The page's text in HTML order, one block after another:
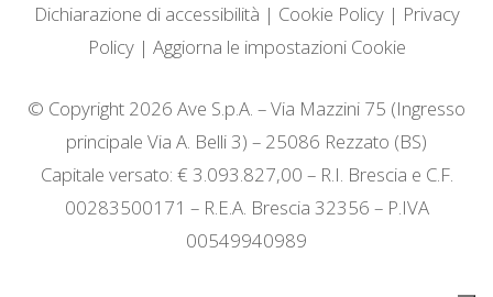
Dichiarazione di accessibilità | Cookie Policy| Privacy
Policy| Aggiorna le impostazioni Cookie
© Copyright 2026 Ave S.p.A. – Via Mazzini 75 (Ingresso
principale Via A. Belli 3) – 25086 Rezzato (BS)
Capitale versato: € 3.093.827,00 – R.I. Brescia e C.F.
00283500171 – R.E.A. Brescia 32356 – P.IVA
00549940989